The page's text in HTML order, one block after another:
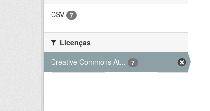
CSV
7
Licenças
Creative Commons At...
7